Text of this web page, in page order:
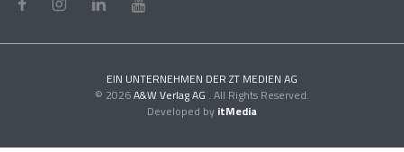
EIN UNTERNEHMEN DER ZT MEDIEN AG
© 2026A&W Verlag AG . All Rights Reserved.
Developed by itMedia